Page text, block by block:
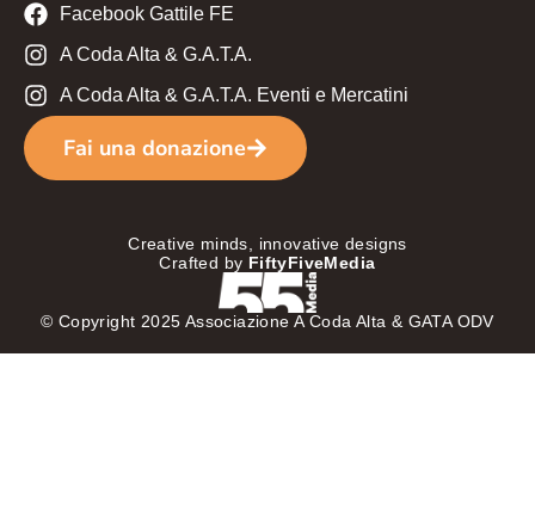
Facebook Gattile FE
A Coda Alta & G.A.T.A.
A Coda Alta & G.A.T.A. Eventi e Mercatini
Fai una donazione
© Copyright 2025 Associazione A Coda Alta & GATA ODV
Creative minds, innovative designs
Crafted by FiftyFiveMedia